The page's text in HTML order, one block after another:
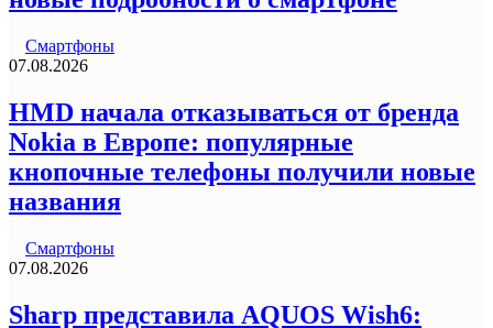
Смартфоны
07.08.2026
HMD начала отказываться от бренда
Nokia в Европе: популярные
кнопочные телефоны получили новые
названия
Смартфоны
07.08.2026
Sharp представила AQUOS Wish6: